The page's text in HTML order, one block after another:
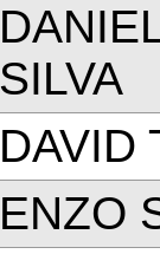
SILVA
DAVID
ENZO